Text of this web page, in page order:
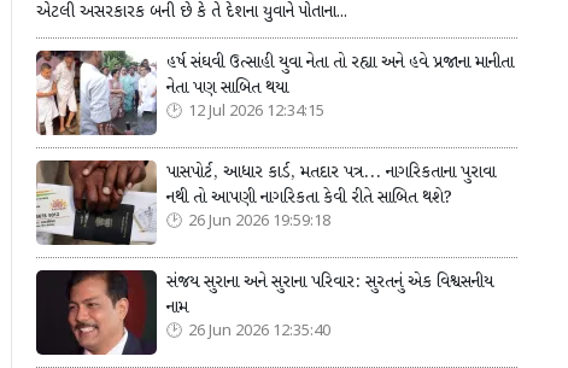
એટલી અસરકારક બની છે કે તે દેશના યુવાને પોતાના...
હર્ષ સંઘવી ઉત્સાહી યુવા નેતા તો રહ્યા અને હવે પ્રજાના માનીતા
નેતા પણ સાબિત થયા
12 Jul 2026 12:34:15
પાસપોર્ટ, આધાર કાર્ડ, મતદાર પત્ર... નાગરિકતાના પુરાવા
નથી તો આપણી નાગરિકતા કેવી રીતે સાબિત થશે?
26 Jun 2026 19:59:18
સંજય સુરાના અને સુરાના પરિવાર: સુરતનું એક વિશ્વસનીય
નામ
26 Jun 2026 12:35:40